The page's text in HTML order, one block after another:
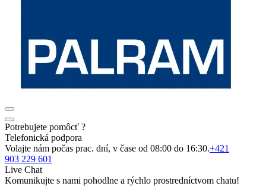
Potrebujete pomôcť ?
Telefonická podpora
Volajte nám počas prac. dní, v čase od 08:00 do 16:30.+421
903 229 601
Live Chat
Komunikujte s nami pohodlne a rýchlo prostredníctvom chatu!